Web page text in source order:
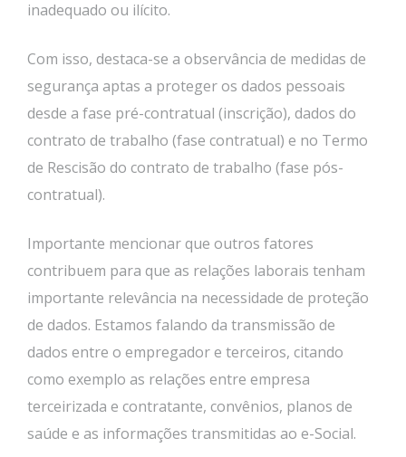
inadequado ou ilícito.
Com isso, destaca-se a observância de medidas de
segurança aptas a proteger os dados pessoais
desde a fase pré-contratual (inscrição), dados do
contrato de trabalho (fase contratual) e no Termo
de Rescisão do contrato de trabalho (fase pós-
contratual).
Importante mencionar que outros fatores
contribuem para que as relações laborais tenham
importante relevância na necessidade de proteção
de dados. Estamos falando da transmissão de
dados entre o empregador e terceiros, citando
como exemplo as relações entre empresa
terceirizada e contratante, convênios, planos de
saúde e as informações transmitidas ao e-Social.